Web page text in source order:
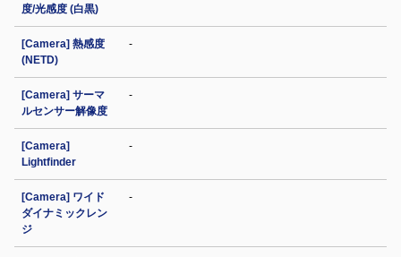
度/光感度 (白黒)
[Camera] 熱感度
(NETD)
-
[Camera] サーマ
ルセンサー解像度
-
[Camera]
Lightfinder
-
[Camera] ワイド
ダイナミックレン
ジ
-